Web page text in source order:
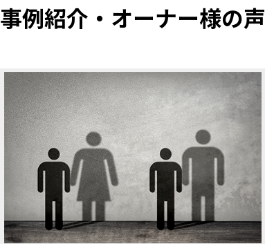
事例紹介・オーナー様の声